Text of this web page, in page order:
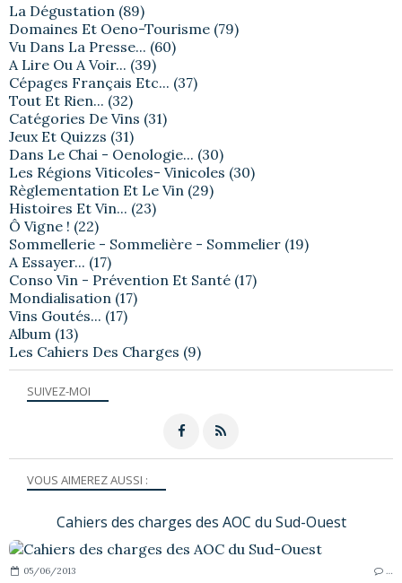
SUIVEZ-MOI
VOUS AIMEREZ AUSSI :
Cahiers des charges des AOC du Sud-Ouest
05/06/2013
La Dégustation (89)
Domaines Et Oeno-Tourisme (79)
Vu Dans La Presse... (60)
A Lire Ou A Voir... (39)
Cépages Français Etc... (37)
Tout Et Rien... (32)
Catégories De Vins (31)
Jeux Et Quizzs (31)
Dans Le Chai - Oenologie... (30)
Les Régions Viticoles- Vinicoles (30)
Règlementation Et Le Vin (29)
Histoires Et Vin... (23)
Ô Vigne ! (22)
Sommellerie - Sommelière - Sommelier (19)
A Essayer... (17)
Conso Vin - Prévention Et Santé (17)
Mondialisation (17)
Vins Goutés... (17)
Album (13)
Les Cahiers Des Charges (9)